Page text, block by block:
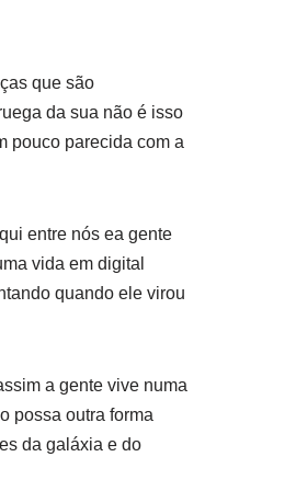
que são
da sua não é isso
pouco parecida com a
entre nós ea gente
vida em digital
quando ele virou
a gente vive numa
possa outra forma
da galáxia e do